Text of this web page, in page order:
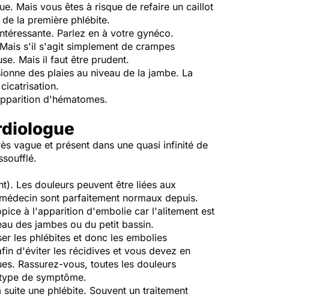
Mais vous êtes à risque de refaire un caillot
la première phlébite.
Parlez en à votre gynéco.
s'il s'agit simplement de crampes
Mais il faut être prudent.
des plaies au niveau de la jambe. La
d'hématomes.
vague et présent dans une quasi infinité de
Les douleurs peuvent être liées aux
sont parfaitement normaux depuis.
à l'apparition d'embolie car l'alitement est
des jambes ou du petit bassin.
les phlébites et donc les embolies
d'éviter les récidives et vous devez en
Rassurez-vous, toutes les douleurs
de symptôme.
une phlébite. Souvent un traitement